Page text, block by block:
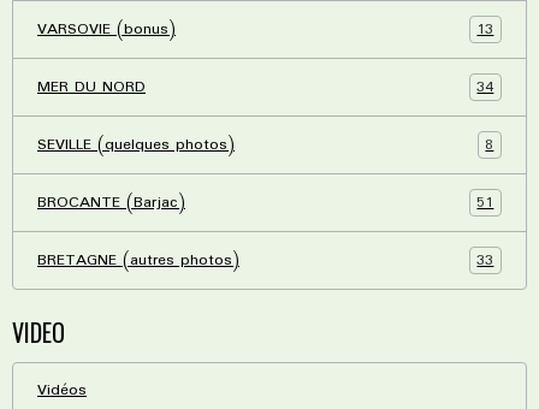
VARSOVIE (bonus) 13
MER DU NORD 34
SEVILLE (quelques photos) 8
BROCANTE (Barjac) 51
BRETAGNE (autres photos) 33
VIDEO
Vidéos